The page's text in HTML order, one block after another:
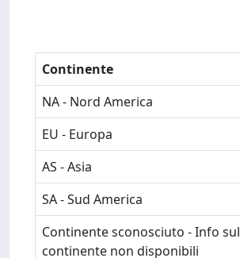
Continente
NA - Nord America
EU - Europa
AS - Asia
SA - Sud America
Continente sconosciuto - Info sul
continente non disponibili